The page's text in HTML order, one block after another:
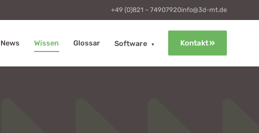
+49 (0)821 – 74907920info@3d-mt.de
News Wissen Glossar Software ▾ Kontakt